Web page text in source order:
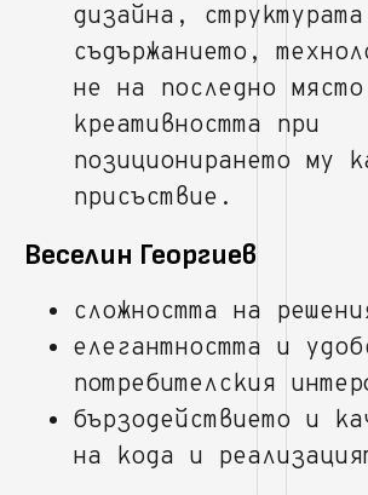
дизайна,
съдържанието,
не на последно
креативността при
позиционирането му
присъствие.
Веселин Георгиев
сложността на
елегантността и
потребителския
бързодействието и
на кода и